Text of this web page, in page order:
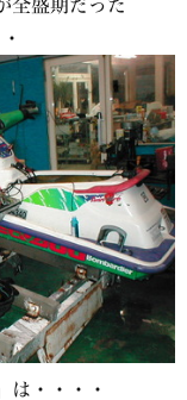
盛期だった
は・・・・